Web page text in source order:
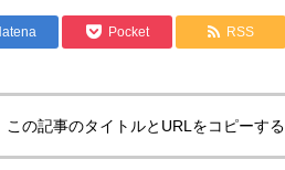
Pocket RSS
この記事のタイトルとURLをコピーする